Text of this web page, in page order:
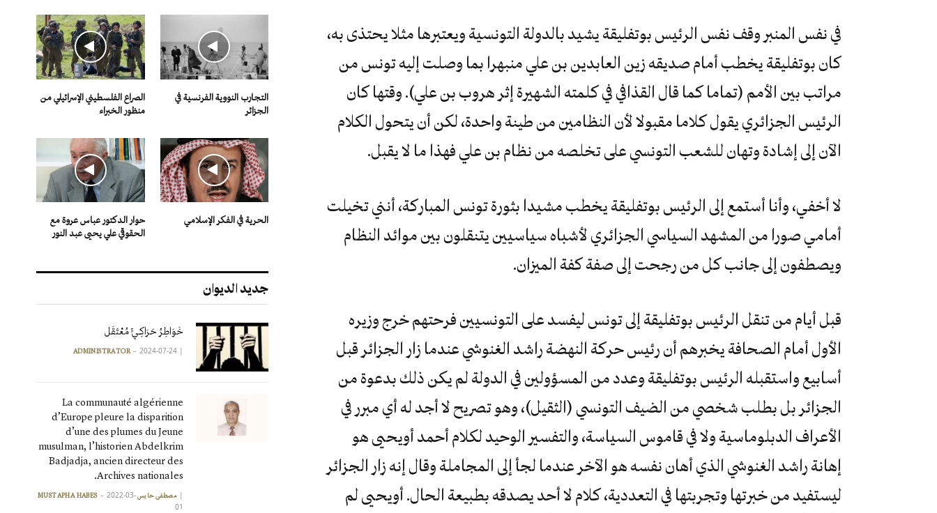
في نفس المنبر وقف نفس الرئيس بوتفليقة يشيد بالدولة التونسية ويعتبرها مثلا يحتذى به،
كان بوتفليقة يخطب أمام صديقه زين العابدين بن علي منبهرا بما وصلت إليه تونس من
مراتب بين الأمم (تماما كما قال القذافي في كلمته الشهيرة إثر هروب بن علي). وقتها كان
الرئيس الجزائري يقول كلاما مقبولا لأن النظامين من طينة واحدة، لكن أن يتحول الكلام
الآن إلى إشادة وتهان للشعب التونسي على تخلصه من نظام بن علي فهذا ما لا يقبل.
لا أخفي، وأنا أستمع إلى الرئيس بوتفليقة يخطب مشيدا بثورة تونس المباركة، أنني تخيلت
أمامي صورا من المشهد السياسي الجزائري لأشباه سياسيين يتنقلون بين موائد النظام
ويصطفون إلى جانب كل من رجحت إلى صفة كفة الميزان.
قبل أيام من تنقل الرئيس بوتفليقة إلى تونس ليفسد على التونسيين فرحتهم خرج وزيره
الأول أمام الصحافة يخبرهم أن رئيس حركة النهضة راشد الغنوشي عندما زار الجزائر قبل
أسابيع واستقبله الرئيس بوتفليقة وعدد من المسؤولين في الدولة لم يكن ذلك بدعوة من
الجزائر بل بطلب شخصي من الضيف التونسي (الثقيل)، وهو تصريح لا أجد له أي مبرر في
الأعراف الدبلوماسية ولا في قاموس السياسة، والتفسير الوحيد لكلام أحمد أويحيى هو
إهانة راشد الغنوشي الذي أهان نفسه هو الآخر عندما لجأ إلى المجاملة وقال إنه زار الجزائر
ليستفيد من خبرتها وتجربتها في التعددية، كلام لا أحد يصدقه بطبيعة الحال. أويحيى لم
التجارب النووية الفرنسية في
الجزائر
الصراع الفلسطيني الإسرائيلي من
منظور الخبراء
الحرية في الفكر الإسلامي
حوار الدكتور عباس عروة مع
الحقوقي علي يحيى عبد النور
جديد الديوان
خَوَاطِرُ حَرَاكِـيٍّ مُعْتَقَل
|
ADMINISTRATOR 2024-07-24
La communauté algérienne
d’Europe pleure la disparition
d’une des plumes du Jeune
musulman, l’historien Abdelkrim
Badjadja, ancien directeur des
Archives nationales.
| مصطفى حابس MUSTAPHA HABES2022-03-
01